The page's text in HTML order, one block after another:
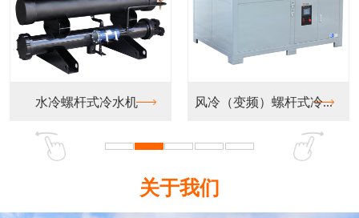
螺杆式冷水机 风冷（变频）螺杆式冷... 运
关于我们